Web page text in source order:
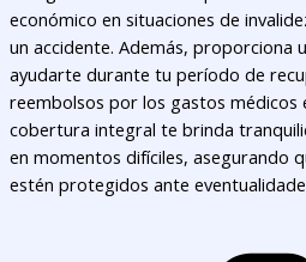
económico en situaciones de
un accidente. Además, proporciona
ayudarte durante tu período de
reembolsos por los gastos médicos
cobertura integral te brinda
en momentos difíciles, asegurando
estén protegidos ante